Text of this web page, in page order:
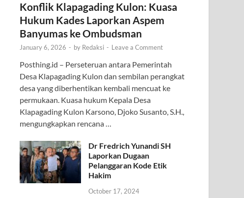
Konflik Klapagading Kulon: Kuasa
Hukum Kades Laporkan Aspem
Banyumas ke Ombudsman
January 6, 2026 - by Redaksi - Leave a Comment
Posthing.id – Perseteruan antara Pemerintah
Desa Klapagading Kulon dan sembilan perangkat
desa yang diberhentikan kembali mencuat ke
permukaan. Kuasa hukum Kepala Desa
Klapagading Kulon Karsono, Djoko Susanto, S.H.,
mengungkapkan rencana …
Dr Fredrich Yunandi SH
Laporkan Dugaan
Pelanggaran Kode Etik
Hakim
October 17, 2024